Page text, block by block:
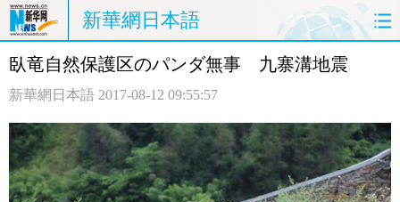
新華網日本語
ホームページ 政治 経済
観光 評論 写真
臥竜自然保護区のパンダ無事 九寨溝地震
新華網日本語 2017-08-12 09:55:57